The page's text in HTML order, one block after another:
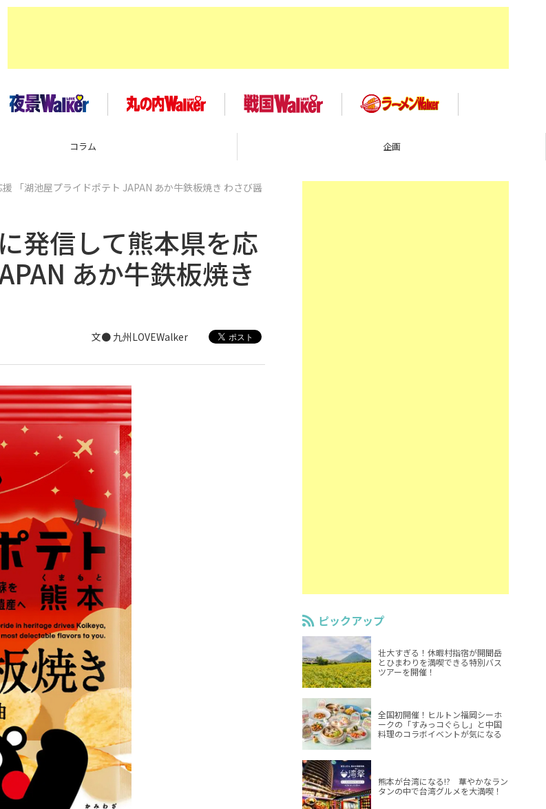
コラム 企画
「湖池屋プライドポテト JAPAN あか牛鉄板焼き わさび醤
発信して熊本県を応
あか牛鉄板焼き
文● 九州LOVEWalker
ピックアップ
壮大すぎる！休暇村指宿が開聞岳
とひまわりを満喫できる特別バス
ツアーを開催！
全国初開催！ヒルトン福岡シーホ
ークの「すみっコぐらし」と中国
料理のコラボイベントが気になる
熊本が台湾になる!? 華やかなラン
タンの中で台湾グルメを大満喫！